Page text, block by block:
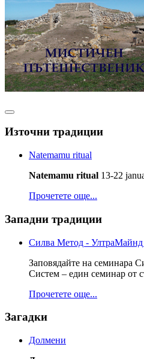
Източни традиции
Natemamu ritual
Natemamu ritual 13-22
Прочетете още...
Западни традиции
Силва Метод -
Заповядайте на семинара
Систем – един семинар от
Прочетете още...
Загадки
Долмени